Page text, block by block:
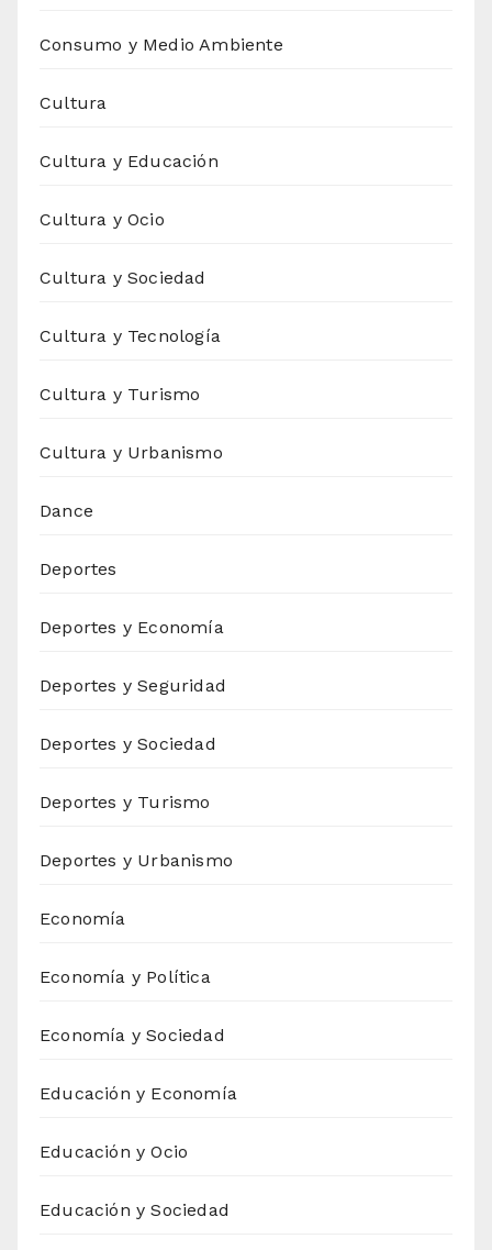
Consumo y Medio Ambiente
Cultura
Cultura y Educación
Cultura y Ocio
Cultura y Sociedad
Cultura y Tecnología
Cultura y Turismo
Cultura y Urbanismo
Dance
Deportes
Deportes y Economía
Deportes y Seguridad
Deportes y Sociedad
Deportes y Turismo
Deportes y Urbanismo
Economía
Economía y Política
Economía y Sociedad
Educación y Economía
Educación y Ocio
Educación y Sociedad